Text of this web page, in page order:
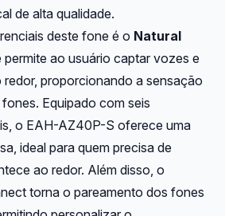
de alta qualidade.
deste fone é o Natural
permite ao usuário captar vozes e
proporcionando a sensação
Equipado com seis
o EAH-AZ40P-S oferece uma
ideal para quem precisa de
ao redor. Além disso, o
torna o pareamento dos fones